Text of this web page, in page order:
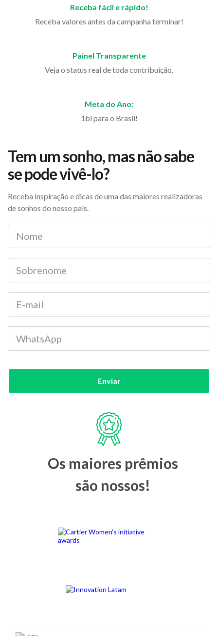
Receba fácil e rápido!
Receba valores antes da campanha terminar!
Painel Transparente
Veja o status real de toda contribuição.
Meta do Ano:
1bi para o Brasil!
Tem um sonho, mas não sabe
se pode vivê-lo?
Receba inspiração e dicas de uma das maiores realizadoras
de sonhos do nosso país.
Enviar
Os maiores prêmios
são nossos!